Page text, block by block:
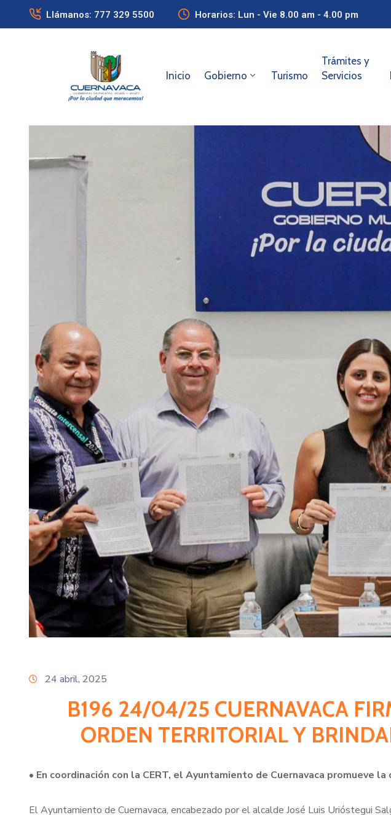
Llámanos: 777 329 5500 Horarios: Lun - Vie 8.00 am - 4.00 pm
Inicio Gobierno Turismo
Trámites y
Servicios
24 abril, 2025
B196 24/04/25 CUERNAVACA
ORDEN TERRITORIAL Y
• En coordinación con la CERT, el Ayuntamiento de Cuernavaca
El Ayuntamiento de Cuernavaca, encabezado por el alcalde José Luis Urióstegui